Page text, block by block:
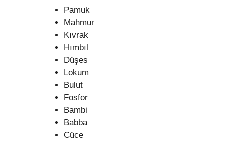
Pamuk
Mahmur
Kıvrak
Hımbıl
Düşes
Lokum
Bulut
Fosfor
Bambi
Babba
Cüce